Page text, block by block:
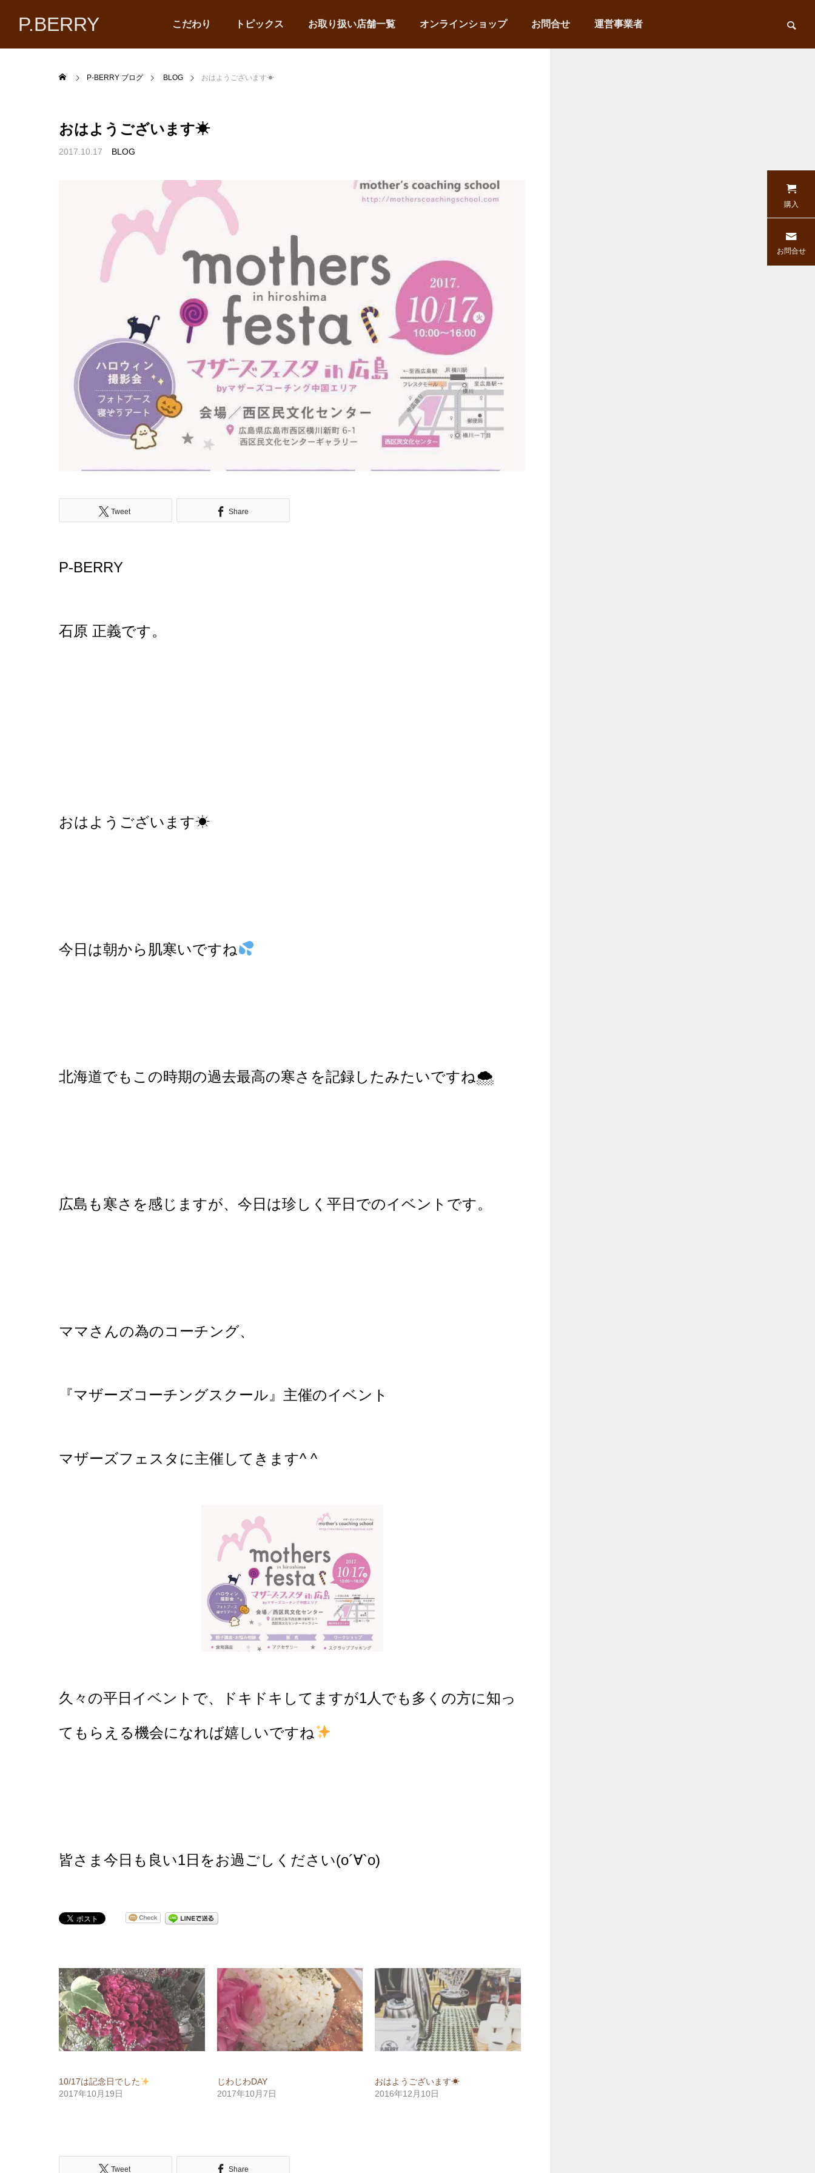
P.BERRY こだわり トピックス お取り扱い店舗一覧 オンラインショップ お問合せ 運営事業者
P-BERRY ブログ BLOG おはようございます☀
おはようございます☀
2017.10.17 BLOG
Tweet Share
P-BERRY
石原 正義です。
おはようございます☀
今日は朝から肌寒いですね
北海道でもこの時期の過去最高の寒さを記録したみたいですね🌨
広島も寒さを感じますが、今日は珍しく平日でのイベントです。
ママさんの為のコーチング、
『マザーズコーチングスクール』主催のイベント
マザーズフェスタに主催してきます^ ^
久々の平日イベントで、ドキドキしてますが1人でも多くの方に知っ
てもらえる機会になれば嬉しいですね
皆さま今日も良い1日をお過ごしください(о´∀`о)
10/17は記念日でした
2017年10月19日
じわじわDAY
2017年10月7日
おはようございます☀
2016年12月10日
Tweet Share
購入
お問合せ